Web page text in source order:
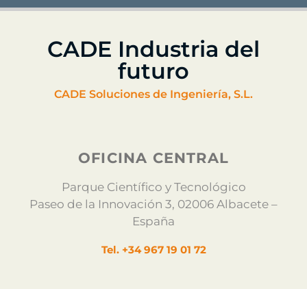
CADE Industria del
futuro
CADE Soluciones de Ingeniería, S.L.
OFICINA CENTRAL
Parque Científico y Tecnológico
Paseo de la Innovación 3, 02006 Albacete –
España
Tel. +34 967 19 01 72